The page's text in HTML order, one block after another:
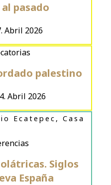
Abril 2026
pasado
Abril 2026
palestino
Siglos
España
Ecatepec, Casa